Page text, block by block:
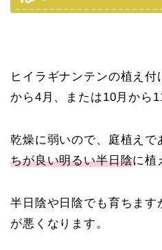
ヒイラギナンテンの植え付
から4月、または10月から
乾燥に弱いので、庭植えで
ちが良い明るい半日陰に植
半日陰や日陰でも育ちます
が悪くなります。